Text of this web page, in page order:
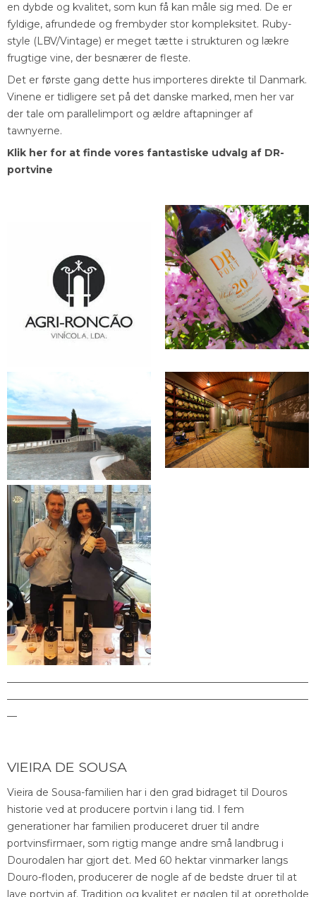
en dybde og kvalitet, som kun få kan måle sig med. De er
fyldige, afrundede og frembyder stor kompleksitet. Ruby-
style (LBV/Vintage) er meget tætte i strukturen og lækre
frugtige vine, der besnærer de fleste.
Det er første gang dette hus importeres direkte til Danmark.
Vinene er tidligere set på det danske marked, men her var
der tale om parallelimport og ældre aftapninger af
tawnyerne.
Klik her for at finde vores fantastiske udvalg af DR-
portvine
VIEIRA DE SOUSA
Vieira de Sousa-familien har i den grad bidraget til Douros
historie ved at producere portvin i lang tid. I fem
generationer har familien produceret druer til andre
portvinsfirmaer, som rigtig mange andre små landbrug i
Dourodalen har gjort det. Med 60 hektar vinmarker langs
Douro-floden, producerer de nogle af de bedste druer til at
lave portvin af. Tradition og kvalitet er nøglen til at opretholde